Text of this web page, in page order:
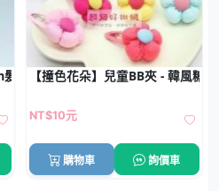
髮夾批發 (1對)
【撞色花朵】兒童BB夾 - 韓風糖
NT$10元
購物車 詢價車